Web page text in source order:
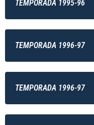
TEMPORADA 1995-96
TEMPORADA 1996-97
TEMPORADA 1996-97